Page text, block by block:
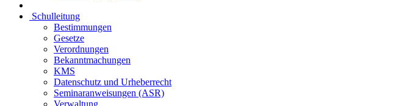
Schulleitung
Bestimmungen
Gesetze
Verordnungen
Bekanntmachungen
KMS
Datenschutz und Urheberrecht
Seminaranweisungen (ASR)
Verwaltung